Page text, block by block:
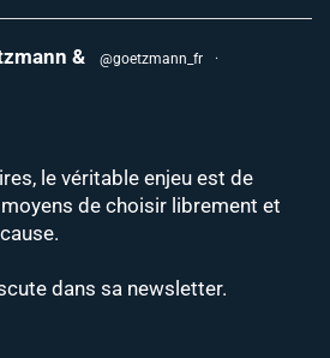
& @goetzmann_fr
·
le véritable enjeu est de
de choisir librement et
dans sa newsletter.